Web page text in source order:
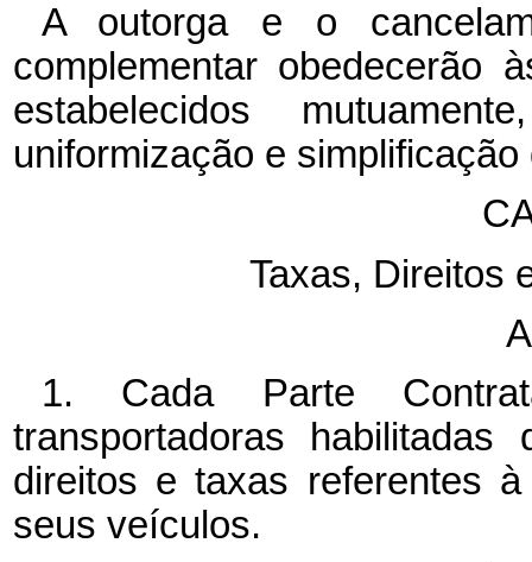
A outorga e o
complementar obedecerão
estabelecidos
uniformização e
Taxas, Direitos
1. Cada Parte
transportadoras
direitos e taxas referentes
seus veículos.